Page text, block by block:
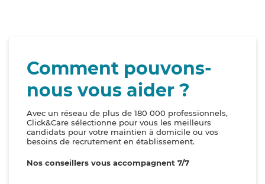
Comment pouvons-
nous vous aider ?
Avec un réseau de plus de 180 000 professionnels,
Click&Care sélectionne pour vous les meilleurs
candidats pour votre maintien à domicile ou vos
besoins de recrutement en établissement.
Nos conseillers vous accompagnent 7/7